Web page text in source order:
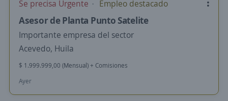
Se precisa Urgente Empleo destacado
Asesor de Planta Punto Satelite
Importante empresa del sector
Acevedo, Huila
$ 1.999.999,00 (Mensual) + Comisiones
Ayer